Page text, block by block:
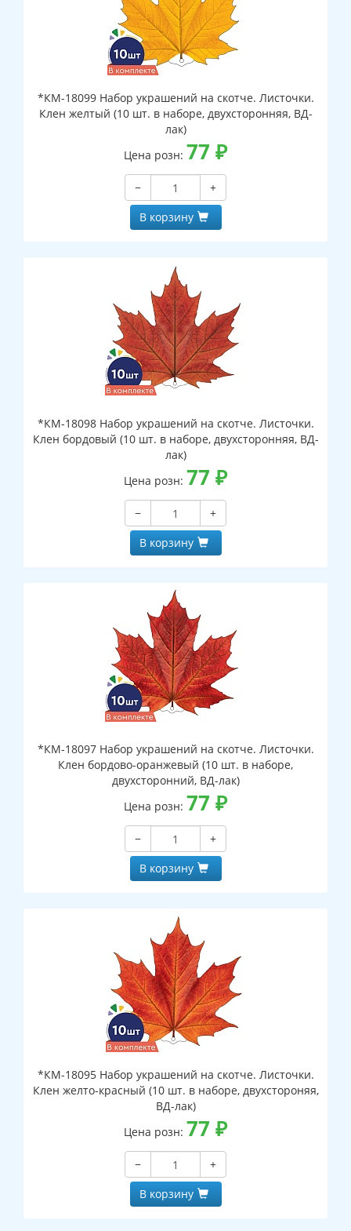
*КМ-18099 Набор украшений на скотче. Листочки.
Клен желтый (10 шт. в наборе, двухсторонняя, ВД-
лак)
Цена розн: 77 ₽
−
+
В корзину
*КМ-18098 Набор украшений на скотче. Листочки.
Клен бордовый (10 шт. в наборе, двухсторонняя, ВД-
лак)
Цена розн: 77 ₽
−
+
В корзину
*КМ-18097 Набор украшений на скотче. Листочки.
Клен бордово-оранжевый (10 шт. в наборе,
двухсторонний, ВД-лак)
Цена розн: 77 ₽
−
+
В корзину
*КМ-18095 Набор украшений на скотче. Листочки.
Клен желто-красный (10 шт. в наборе, двухстороняя,
ВД-лак)
Цена розн: 77 ₽
−
+
В корзину